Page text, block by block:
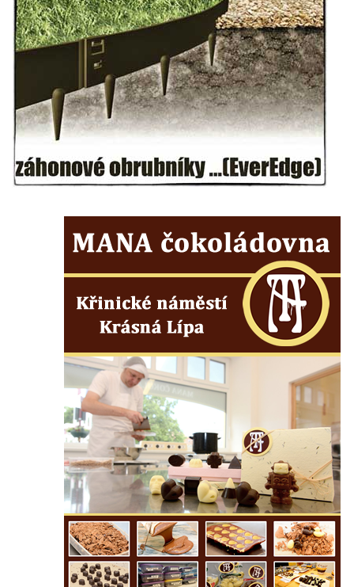
biskupské rezidenci v Českých
Budějovicích
Socha žáby u rybníčku na Náměstí v
Kamenném Újezdě
Pamětní kámen družebních obcí Kamenný
Újezd a Krauchthal v parku na Náměstí v
Kamenném Újezdě
Socha na náměstí J. V. Kamarýta ve
Velešíně
Pamětní deska arcibiskupa Micara ve
vstupu do poutního místa Římov
Plastika Koule v Gutenbergově ulici v
domě čp. 37 v ulici Betlém v Římově
Pomník na paměť zrušení roboty v Plavu
Socha vodníka v Plavu
Socha svatého Jana Nepomuckého v
Třebušíně
Pamětní deska Johanna Nepomuka
Fischera na domě čp. 5/16 na třídě 9.
května v Rumburku
Pamětní deska Johanna Neumanna
severně od Tokáně